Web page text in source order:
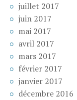
juillet 2017
juin 2017
mai 2017
avril 2017
mars 2017
février 2017
janvier 2017
décembre 2016